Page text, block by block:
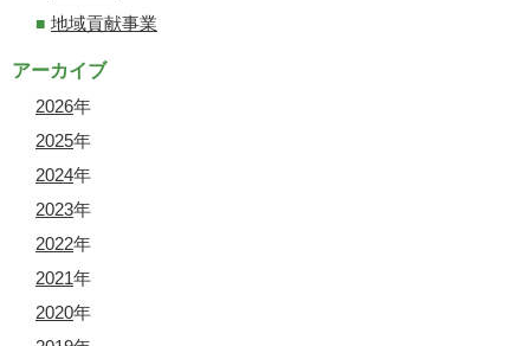
地域貢献事業
アーカイブ
2026年
2025年
2024年
2023年
2022年
2021年
2020年